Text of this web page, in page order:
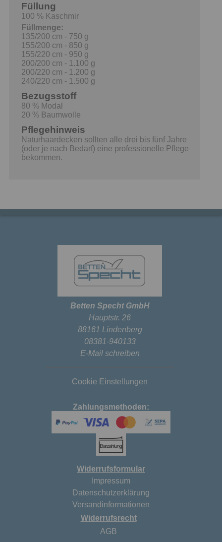
Füllung
100 % Kaschmir
Füllmenge:
135/200 cm - 750 g
155/200 cm - 850 g
155/220 cm - 950 g
200/200 cm - 1.100 g
200/220 cm - 1.200 g
240/220 cm - 1.500 g
Bezugsstoff
80 % Modal
20 % Baumwolle
Pflegehinweis
Naturhaardecken sollten alle drei bis fünf Jahre
(oder je nach Bedarf) eine professionelle Pflege
bekommen.
Betten Specht GmbH
Hauptstr. 26
88161 Lindenberg
08381-940133
E-Mail schreiben
Cookie Einstellungen
Zahlungsmethoden:
Widerrufsformular
Impressum
Datenschutzerklärung
Versandinformationen
Widerrufsrecht
AGB